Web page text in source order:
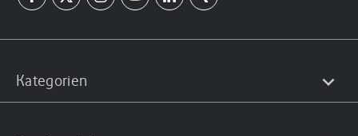
Kategorien